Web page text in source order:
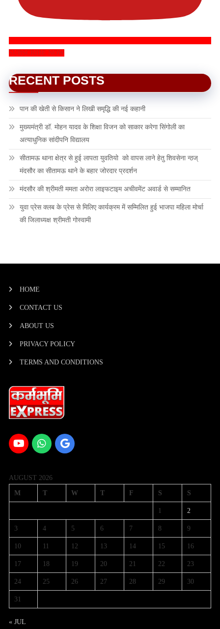
SUBSCRIBE NOW
RECENT POSTS
पान की खेती से किसान ने लिखी समृद्धि की नई कहानी
मुख्यमंत्री डॉ. मोहन यादव के शिक्षा विजन को साकार करेगा सिंगोली का
अत्याधुनिक सांदीपनि विद्यालय
सीतामऊ थाना क्षेत्र से हुई लापता युवतियो को वापस लाने हेतु शिवसेना न्ठज्
मंदसौर का सीतामऊ थाने के बहार जोरदार प्रदर्शन
मंदसौर की श्रीमती ममता अरोरा लाइफटाइम अचीवमेंट अवार्ड से सम्मानित
युवा प्रेस क्लब के प्रेस से मिलिए कार्यक्रम में सम्मिलित हुई भाजपा महिला मोर्चा
की जिलाध्यक्ष श्रीमती गोस्वामी
HOME
CONTACT US
ABOUT US
PRIVACY POLICY
TERMS AND CONDITIONS
AUGUST 2026
M T W T F S S
1 2
3 4 5 6 7 8 9
10 11 12 13 14 15 16
17 18 19 20 21 22 23
24 25 26 27 28 29 30
31
« JUL